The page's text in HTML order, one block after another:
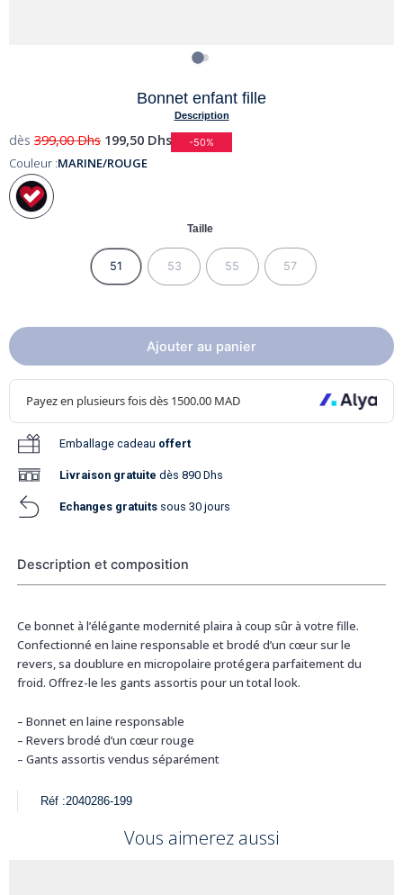
Bonnet enfant fille
Description
dès 399,00Dhs 199,50 Dhs -50%
Couleur :MARINE/ROUGE
Taille
51 53 55 57
Ajouter au panier
Emballage cadeau offert
Livraison gratuite dès 890 Dhs
Echanges gratuits sous 30 jours
Description et composition
Ce bonnet à l’élégante modernité plaira à coup sûr à votre fille.
Confectionné en laine responsable et brodé d’un cœur sur le
revers, sa doublure en micropolaire protégera parfaitement du
froid. Offrez-le les gants assortis pour un total look.
– Bonnet en laine responsable
– Revers brodé d’un cœur rouge
– Gants assortis vendus séparément
Réf :2040286-199
Vous aimerez aussi